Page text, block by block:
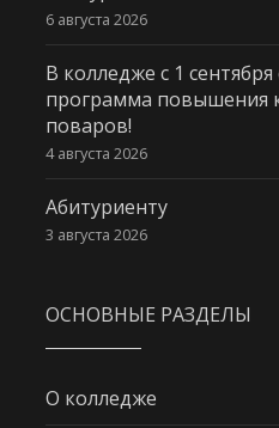
6 августа 2026
В колледже с 1
программа повышения
поваров!
4 августа 2026
Абитуриенту
3 августа 2026
ОСНОВНЫЕ РАЗДЕЛЫ
О колледже